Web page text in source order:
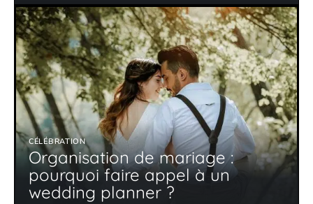
CÉLÉBRATION
Organisation de mariage :
pourquoi faire appel à un
wedding planner ?